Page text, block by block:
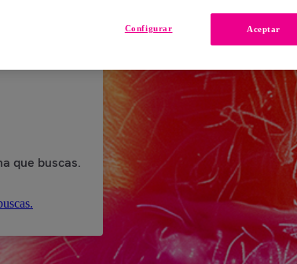
POR
que buscas.
Aceptar
Configurar